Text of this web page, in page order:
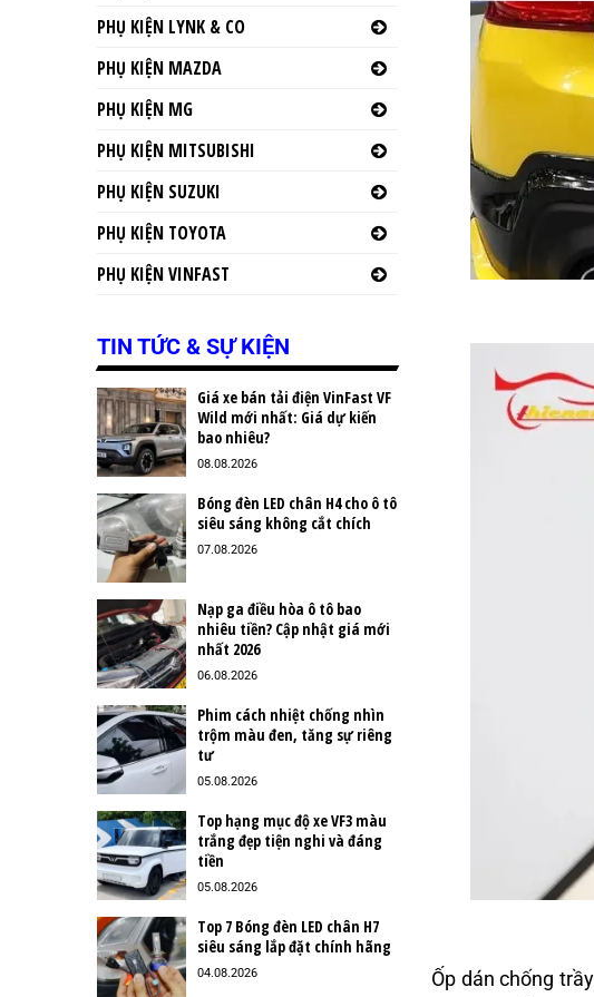
Ốp dán chống
PHỤ KIỆN LYNK & CO
PHỤ KIỆN MAZDA
PHỤ KIỆN MG
PHỤ KIỆN MITSUBISHI
PHỤ KIỆN SUZUKI
PHỤ KIỆN TOYOTA
PHỤ KIỆN VINFAST
TIN TỨC & SỰ KIỆN
Giá xe bán tải điện VinFast VF
Wild mới nhất: Giá dự kiến
bao nhiêu?
08.08.2026
Bóng đèn LED chân H4 cho ô tô
siêu sáng không cắt chích
07.08.2026
Nạp ga điều hòa ô tô bao
nhiêu tiền? Cập nhật giá mới
nhất 2026
06.08.2026
Phim cách nhiệt chống nhìn
trộm màu đen, tăng sự riêng
tư
05.08.2026
Top hạng mục độ xe VF3 màu
trắng đẹp tiện nghi và đáng
tiền
05.08.2026
Top 7 Bóng đèn LED chân H7
siêu sáng lắp đặt chính hãng
04.08.2026